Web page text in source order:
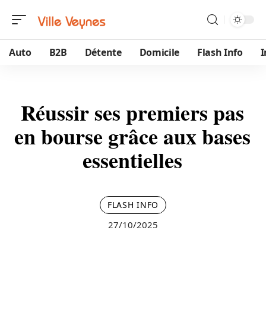
Auto B2B Détente Domicile Flash Info
Réussir ses premiers pas
en bourse grâce aux bases
essentielles
FLASH INFO
27/10/2025